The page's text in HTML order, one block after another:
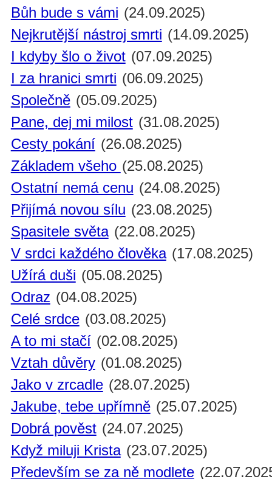
Bůh bude s vámi (24.09.2025)
Nejkrutější nástroj smrti (14.09.2025)
I kdyby šlo o život (07.09.2025)
I za hranici smrti (06.09.2025)
Společně (05.09.2025)
Pane, dej mi milost (31.08.2025)
Cesty pokání (26.08.2025)
Základem všeho (25.08.2025)
Ostatní nemá cenu (24.08.2025)
Přijímá novou sílu (23.08.2025)
Spasitele světa (22.08.2025)
V srdci každého člověka (17.08.2025)
Užírá duši (05.08.2025)
Odraz (04.08.2025)
Celé srdce (03.08.2025)
A to mi stačí (02.08.2025)
Vztah důvěry (01.08.2025)
Jako v zrcadle (28.07.2025)
Jakube, tebe upřímně (25.07.2025)
Dobrá pověst (24.07.2025)
Když miluji Krista (23.07.2025)
Především se za ně modlete